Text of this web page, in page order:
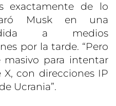
exactamente de lo
Musk en una
a medios
por la tarde. “Pero
para intentar
con direcciones IP
Ucrania”.